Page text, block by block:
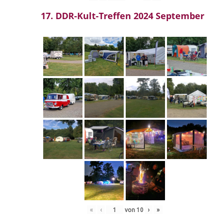
17. DDR-Kult-Treffen 2024 September
« ‹ von 10 › »